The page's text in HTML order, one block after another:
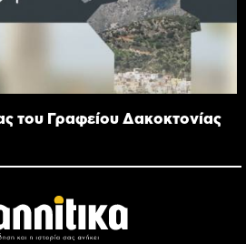
του Γραφείου Δακοκτονίας